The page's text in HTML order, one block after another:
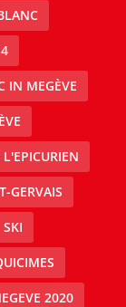
IN MEGÈVE
L'EPICURIEN
GERVAIS
SKI
2020